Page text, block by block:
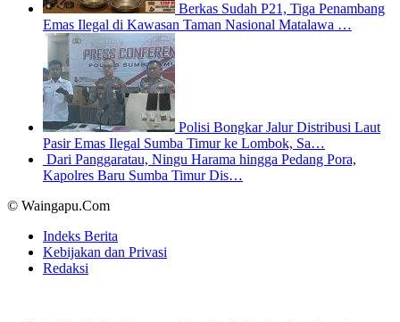
Berkas Sudah P21, Tiga Penambang
Emas Ilegal di Kawasan Taman Nasional Matalawa …
Polisi Bongkar Jalur Distribusi Laut
Pasir Emas Ilegal Sumba Timur ke Lombok, Sa…
Dari Panggaratau, Ningu Harama hingga Pedang Pora,
Kapolres Baru Sumba Timur Dis…
© Waingapu.Com
Indeks Berita
Kebijakan dan Privasi
Redaksi